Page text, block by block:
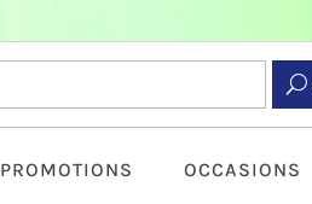
PROMOTIONS OCCASIONS